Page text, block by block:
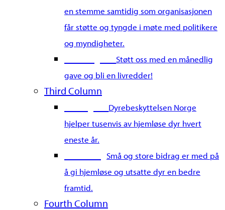
en stemme samtidig som organisasjonen
får støtte og tyngde i møte med politikere
og myndigheter.
Støtt oss med en månedlig
gave og bli en livredder!
Third Column
Dyrebeskyttelsen Norge
hjelper tusenvis av hjemløse dyr hvert
eneste år.
Små og store bidrag er med på
å gi hjemløse og utsatte dyr en bedre
framtid.
Fourth Column